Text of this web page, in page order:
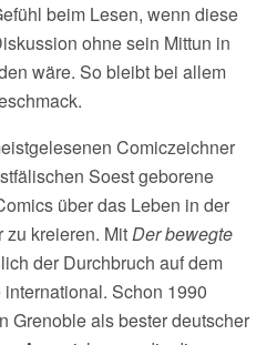
beim Lesen, wenn diese
ohne sein Mittun in
wäre. So bleibt bei allem
Comiczeichner
Soest geborene
über das Leben in der
kreieren. MitDer bewegte
der Durchbruch auf dem
Schon 1990
Grenoble als bester deutscher